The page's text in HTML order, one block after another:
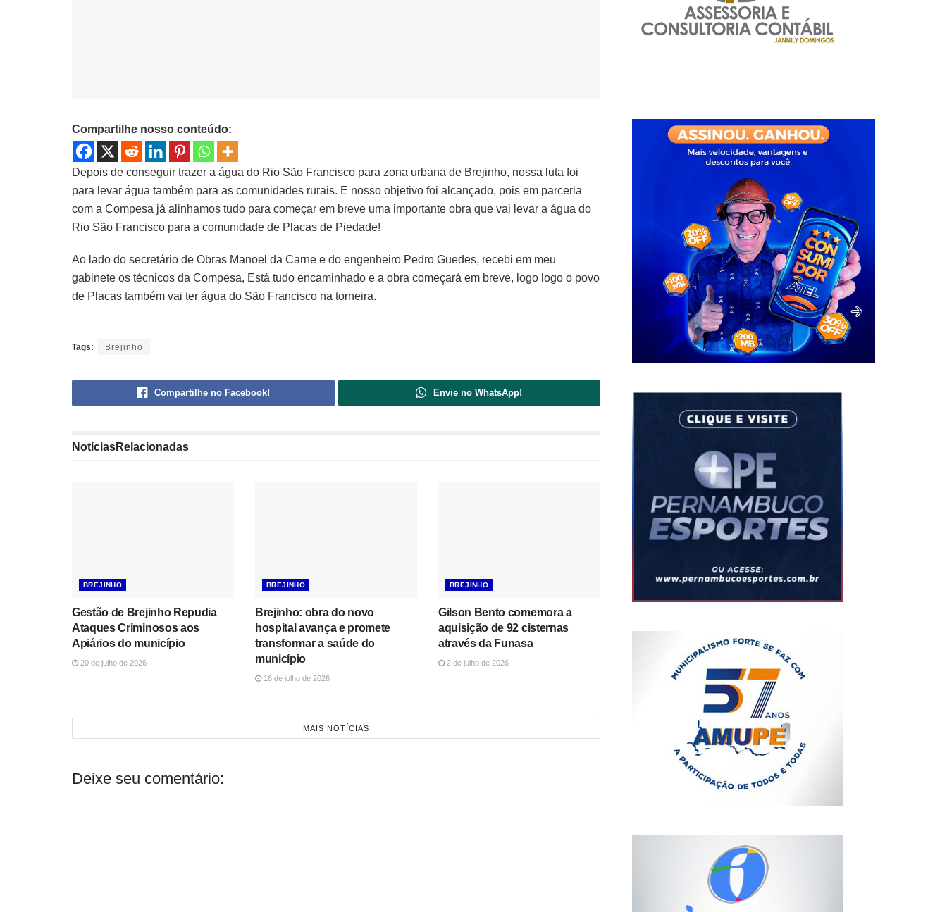
Compartilhe nosso conteúdo:
Depois de conseguir trazer a água do Rio São Francisco para zona urbana de Brejinho, nossa luta foi
para levar água também para as comunidades rurais. E nosso objetivo foi alcançado, pois em parceria
com a Compesa já alinhamos tudo para começar em breve uma importante obra que vai levar a água do
Rio São Francisco para a comunidade de Placas de Piedade!
Ao lado do secretário de Obras Manoel da Carne e do engenheiro Pedro Guedes, recebi em meu
gabinete os técnicos da Compesa, Está tudo encaminhado e a obra começará em breve, logo logo o povo
de Placas também vai ter água do São Francisco na torneira.
Tags: Brejinho
Compartilhe no Facebook! Envie no WhatsApp!
NotíciasRelacionadas
BREJINHO
Gestão de Brejinho Repudia
Ataques Criminosos aos
Apiários do município
20 de julho de 2026
BREJINHO
Brejinho: obra do novo
hospital avança e promete
transformar a saúde do
município
16 de julho de 2026
BREJINHO
Gilson Bento comemora a
aquisição de 92 cisternas
através da Funasa
2 de julho de 2026
MAIS NOTÍCIAS
Deixe seu comentário: